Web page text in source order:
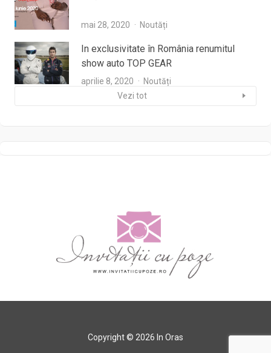
mai 28, 2020 Noutăți
In exclusivitate în România renumitul
show auto TOP GEAR
aprilie 8, 2020
Noutăți
Vezi tot
Copyright © 2026 In Oras